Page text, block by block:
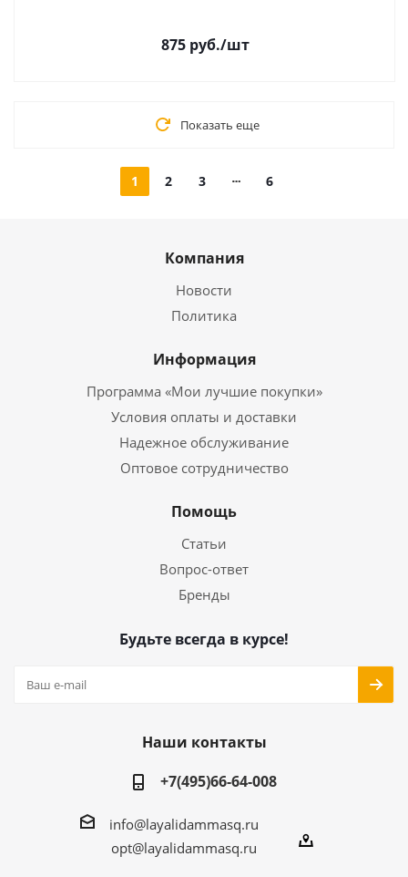
875руб./шт
Показать еще
1 2 3 6
Компания
Новости
Политика
Информация
Программа «Мои лучшие покупки»
Условия оплаты и доставки
Надежное обслуживание
Оптовое сотрудничество
Помощь
Статьи
Вопрос-ответ
Бренды
Будьте всегда в курсе!
Наши контакты
+7(495)66-64-008
info@layalidammasq.ru
opt@layalidammasq.ru